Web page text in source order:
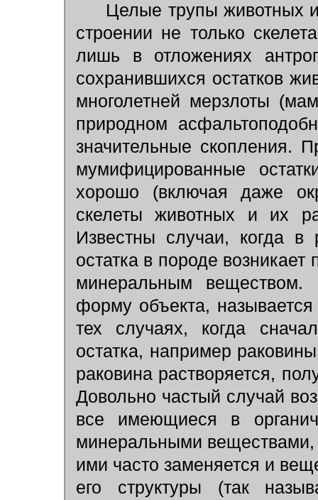
Целые трупы животных
строении не только
лишь в отложениях
сохранившихся остатков
многолетней мерзлоты
природном
значительные скопления.
мумифицированные
хорошо (включая даже
скелеты животных и их
Известны случаи, когда в
остатка в породе
минеральным
форму объекта,
тех случаях, когда
остатка, например
раковина растворяется,
Довольно частый случай
все имеющиеся в
минеральными
ими часто заменяется и
его структуры (так